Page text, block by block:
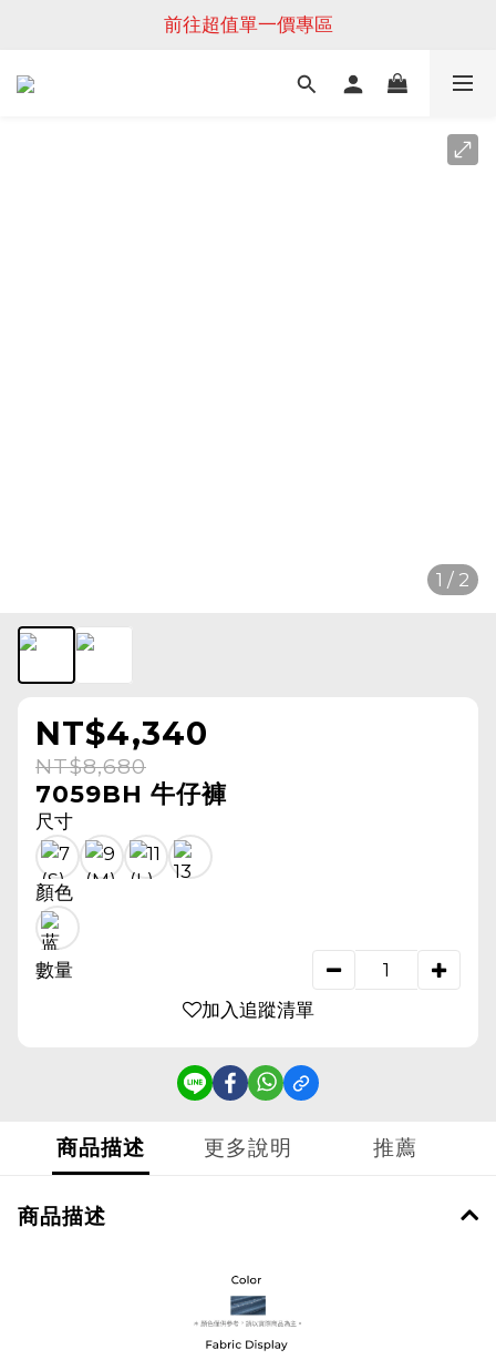
前往超值單一價專區
1 / 2
NT$4,340
NT$8,680
7059BH 牛仔褲
尺寸
顏色
數量
加入追蹤清單
商品描述 更多說明 推薦
商品描述